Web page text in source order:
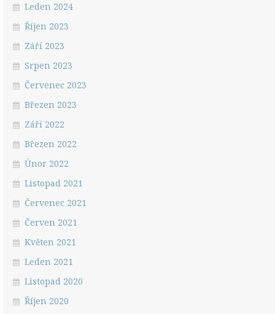
Leden 2024
Říjen 2023
Září 2023
Srpen 2023
Červenec 2023
Březen 2023
Září 2022
Březen 2022
Únor 2022
Listopad 2021
Červenec 2021
Červen 2021
Květen 2021
Leden 2021
Listopad 2020
Říjen 2020